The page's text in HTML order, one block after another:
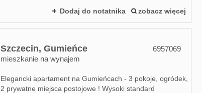
Dodaj do notatnika zobacz więcej
Szczecin, Gumieńce
mieszkanie na wynajem
6957069
Elegancki apartament na Gumieńcach - 3 pokoje, ogródek,
2 prywatne miejsca postojowe ! Wysoki standard